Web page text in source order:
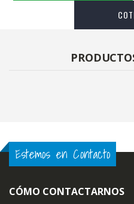
Estemos en Contacto
CÓMO CONTACTARNOS